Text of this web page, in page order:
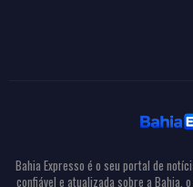
Bahia Expresso é o seu portal de
confiável e atualizada sobre a Bahia,